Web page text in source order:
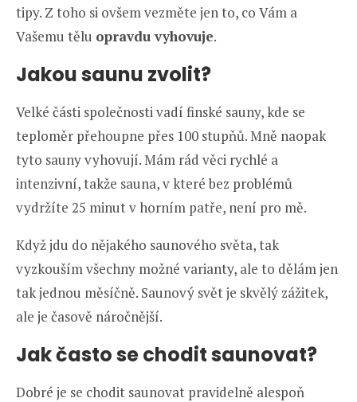
tipy. Z toho si ovšem vezměte jen to, co Vám a
Vašemu tělu opravdu vyhovuje.
Jakou saunu zvolit?
Velké části společnosti vadí finské sauny, kde se
teploměr přehoupne přes 100 stupňů. Mně naopak
tyto sauny vyhovují. Mám rád věci rychlé a
intenzivní, takže sauna, v které bez problémů
vydržíte 25 minut v horním patře, není pro mě.
Když jdu do nějakého saunového světa, tak
vyzkouším všechny možné varianty, ale to dělám jen
tak jednou měsíčně. Saunový svět je skvělý zážitek,
ale je časově náročnější.
Jak často se chodit saunovat?
Dobré je se chodit saunovat pravidelně alespoň